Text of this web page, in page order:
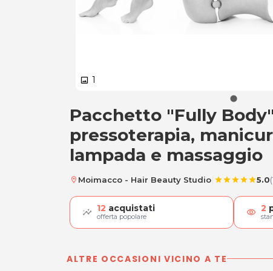
image 1
Pacchetto "Fully
Pacchetto "Fully
pressoterapia,
lampada e massaggio
location_on Moimacco - Hair Beauty Studio starstarstarstarstar5.0
12 acquistati
offerta popolare visibility 2
ALTRE OCCASIONI VICINO A TE